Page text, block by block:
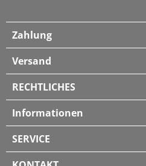
Zahlung
Versand
RECHTLICHES
Informationen
SERVICE